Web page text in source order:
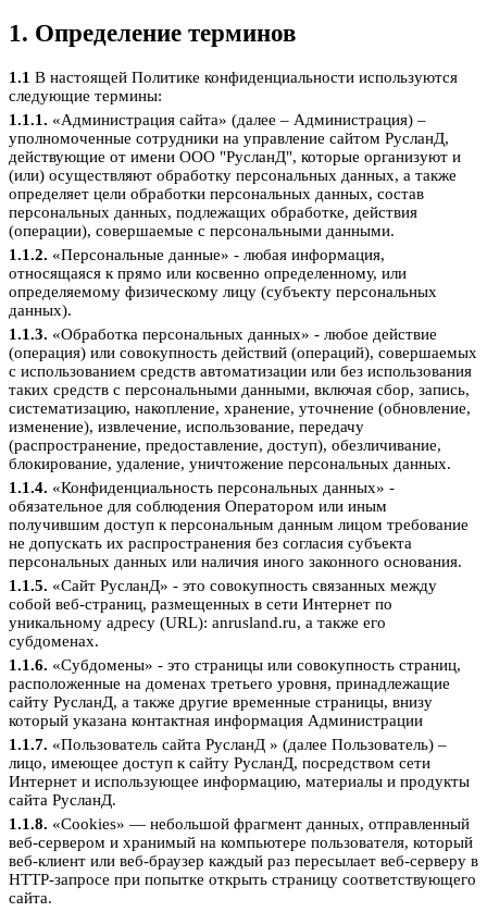
1. Определение терминов
1.1 В настоящей Политике конфиденциальности используются
следующие термины:
1.1.1. «Администрация сайта» (далее – Администрация) –
уполномоченные сотрудники на управление сайтом РусланД,
действующие от имени ООО "РусланД", которые организуют и
(или) осуществляют обработку персональных данных, а также
определяет цели обработки персональных данных, состав
персональных данных, подлежащих обработке, действия
(операции), совершаемые с персональными данными.
1.1.2. «Персональные данные» - любая информация,
относящаяся к прямо или косвенно определенному, или
определяемому физическому лицу (субъекту персональных
данных).
1.1.3. «Обработка персональных данных» - любое действие
(операция) или совокупность действий (операций), совершаемых
с использованием средств автоматизации или без использования
таких средств с персональными данными, включая сбор, запись,
систематизацию, накопление, хранение, уточнение (обновление,
изменение), извлечение, использование, передачу
(распространение, предоставление, доступ), обезличивание,
блокирование, удаление, уничтожение персональных данных.
1.1.4. «Конфиденциальность персональных данных» -
обязательное для соблюдения Оператором или иным
получившим доступ к персональным данным лицом требование
не допускать их распространения без согласия субъекта
персональных данных или наличия иного законного основания.
1.1.5. «Сайт РусланД» - это совокупность связанных между
собой веб-страниц, размещенных в сети Интернет по
уникальному адресу (URL): anrusland.ru, а также его
субдоменах.
1.1.6. «Субдомены» - это страницы или совокупность страниц,
расположенные на доменах третьего уровня, принадлежащие
сайту РусланД, а также другие временные страницы, внизу
который указана контактная информация Администрации
1.1.7. «Пользователь сайта РусланД » (далее Пользователь) –
лицо, имеющее доступ к сайту РусланД, посредством сети
Интернет и использующее информацию, материалы и продукты
сайта РусланД.
1.1.8. «Cookies» — небольшой фрагмент данных, отправленный
веб-сервером и хранимый на компьютере пользователя, который
веб-клиент или веб-браузер каждый раз пересылает веб-серверу в
HTTP-запросе при попытке открыть страницу соответствующего
сайта.